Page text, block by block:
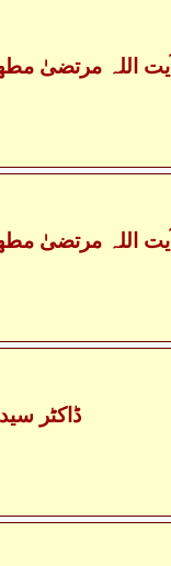
- آیت اللہ مرتضیٰ
- آیت اللہ مرتضیٰ
- ڈاکٹر